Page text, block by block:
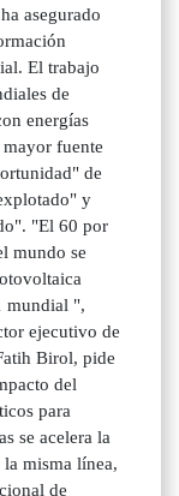
asegurado
El trabajo
de
energías
fuente
de
y
"El 60 por
mundo se
mundial ",
ejecutivo de
Birol, pide
del
para
se acelera la
la misma línea,
de